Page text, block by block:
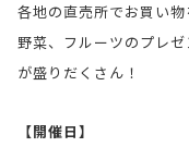
各地の直売所でお買い物
野菜、フルーツのプレ
が盛りだくさん！
【開催日】